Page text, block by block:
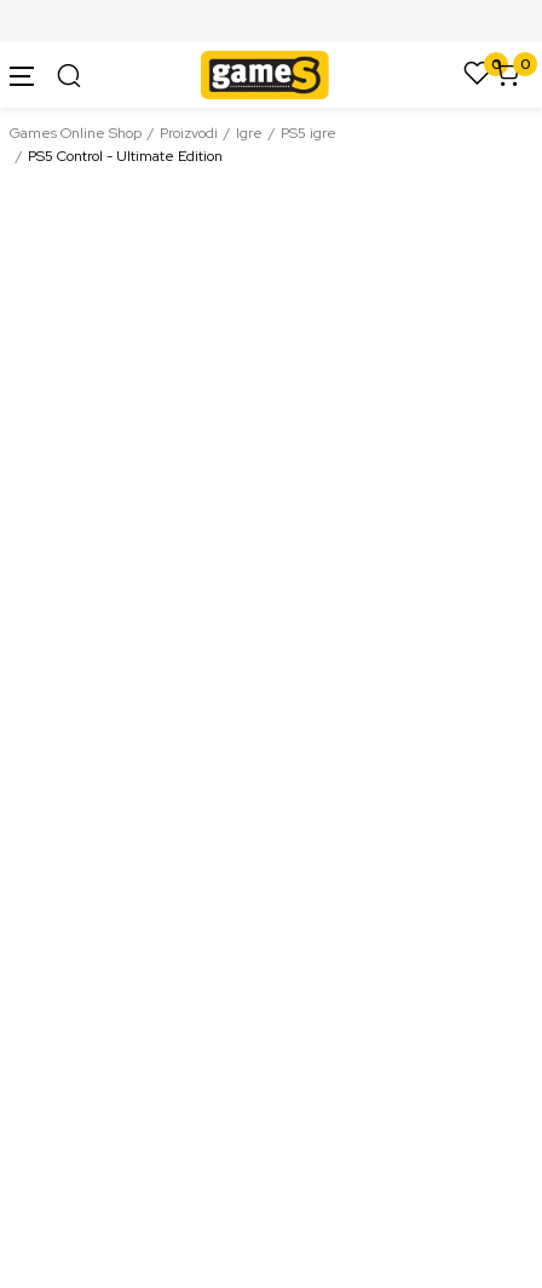
0 0
Games Online Shop Proizvodi Igre
PS5 igre
PS5 Control - Ultimate Edition